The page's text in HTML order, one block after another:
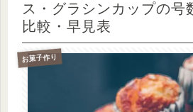
ス・グラシンカップの号
比較・早見表
お菓子作り